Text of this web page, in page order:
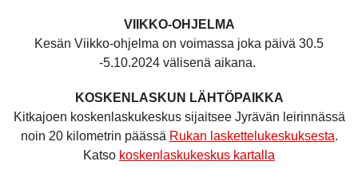
VIIKKO-OHJELMA
Kesän Viikko-ohjelma on voimassa joka päivä 30.5
-5.10.2024 välisenä aikana.
KOSKENLASKUN LÄHTÖPAIKKA
Kitkajoen koskenlaskukeskus sijaitsee Jyrävän leirinnässä
noin 20 kilometrin päässä Rukan laskettelukeskuksesta.
Katso koskenlaskukeskus kartalla